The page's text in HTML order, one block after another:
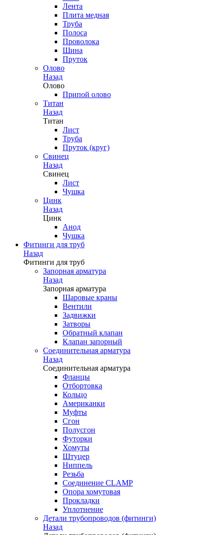
Лента
Плита медная
Труба
Полоса
Проволока
Шина
Пруток
Олово
Назад
Олово
Припой олово
Титан
Назад
Титан
Лист
Труба
Пруток (круг)
Свинец
Назад
Свинец
Лист
Чушка
Цинк
Назад
Цинк
Анод
Чушка
Фитинги для труб
Назад
Фитинги для труб
Запорная арматура
Назад
Запорная арматура
Шаровые краны
Вентили
Задвижки
Затворы
Обратный клапан
Клапан запорный
Соединительная арматура
Назад
Соединительная арматура
Фланцы
Отбортовка
Кольцо
Американки
Муфты
Сгон
Полусгон
Футорки
Хомуты
Штуцер
Ниппель
Резьба
Соединение CLAMP
Опора хомутовая
Прокладки
Уплотнение
Детали трубопроводов (фитинги)
Назад